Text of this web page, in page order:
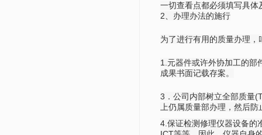
一切查看点都必须填写具体
2、办理办法的施行
为了进行有用的质量办理
1.元器件或许外协加工的部
成果书面记载存案。
3．公司内部树立全部质量
上仍属质量部办理，然后
4.保证检测修理仪器设备的